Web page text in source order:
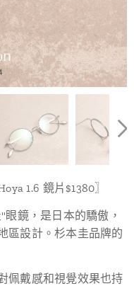
1.6 鏡片$1380〗
鏡，是日本的驕傲，
區設計。杉本圭品牌的
佩戴感和視覺效果也持